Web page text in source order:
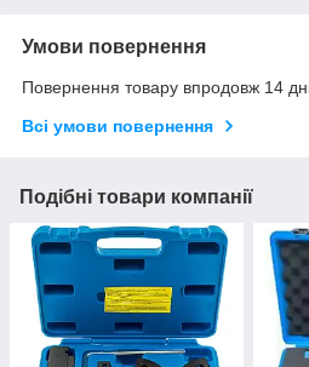
Умови повернення
Повернення товару впродовж 14
Всі умови повернення
Подібні товари компанії